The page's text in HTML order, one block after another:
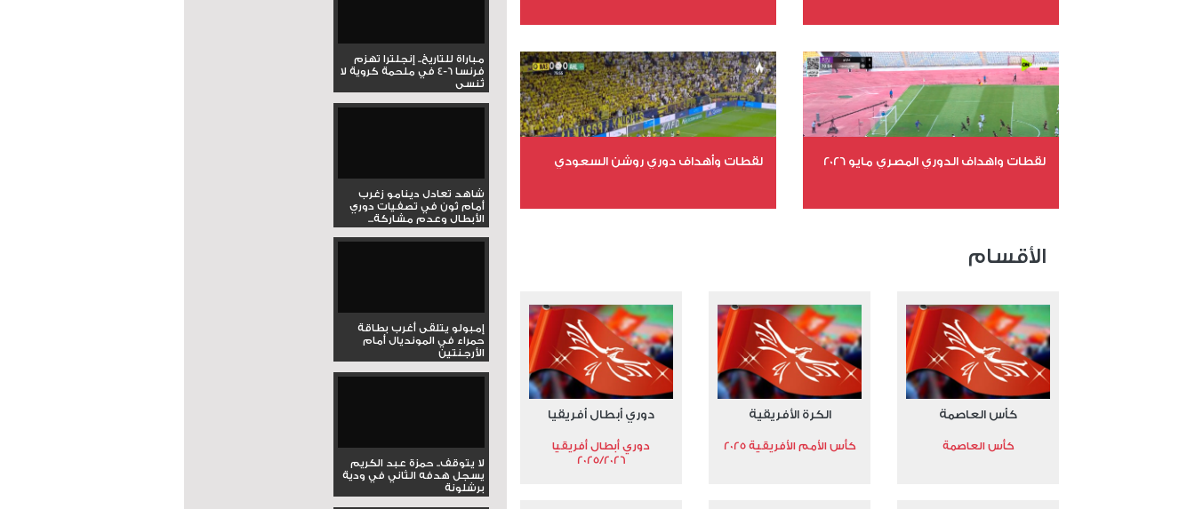
عدد المشاهدات 10760
عدد المشاهدات 15690
لقطات واهداف الدوري المصري مايو 2026 لقطات وأهداف دوري روشن السعودي
الأقسام
كأس العاصمة
كأس العاصمة
الكرة الأفريقية
كأس الأمم الأفريقية 2025
دوري أبطال أفريقيا
دوري أبطال أفريقيا
2025/2026
مباراة للتاريخ.. إنجلترا تهزم
فرنسا 6-4 في ملحمة كروية لا
تُنسى
شاهد تعادل دينامو زغرب
أمام ثون في تصفيات دوري
الأبطال وعدم مشاركة...
إمبولو يتلقى أغرب بطاقة
حمراء في المونديال أمام
الأرجنتين
لا يتوقف.. حمزة عبد الكريم
يسجل هدفه الثاني في ودية
برشلونة